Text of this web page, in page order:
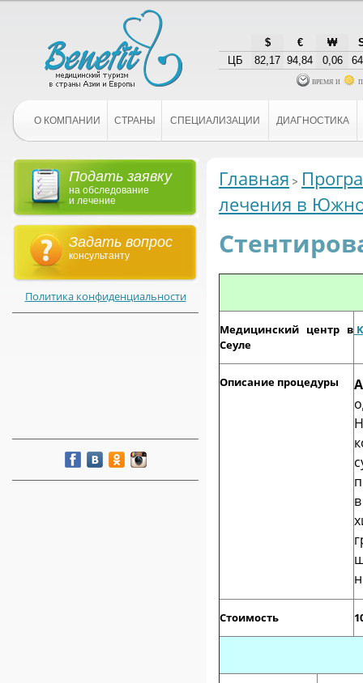
$ € ₩
ЦБ
82,17 94,84 0,06
время и
О КОМПАНИИ СТРАНЫ СПЕЦИАЛИЗАЦИИ ДИАГНОСТИКА
Подать заявку
на обследование
и лечение
Задать вопрос
консультанту
Политика конфиденциальности
Главная
лечения в
Медицинский центр в
Сеуле
Описание процедуры
Стоимость